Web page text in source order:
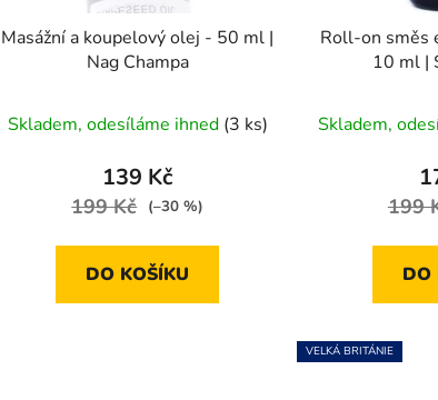
Masážní a koupelový olej - 50 ml |
Nag Champa
hodnocení
produktu
je
5
Skladem, odesíláme ihned (3 ks)
139 Kč
199 Kč (–30 %)
DO KOŠÍKU
Roll-on směs
10 ml |
Skladem,
199
DO
VELKÁ BRITÁNIE